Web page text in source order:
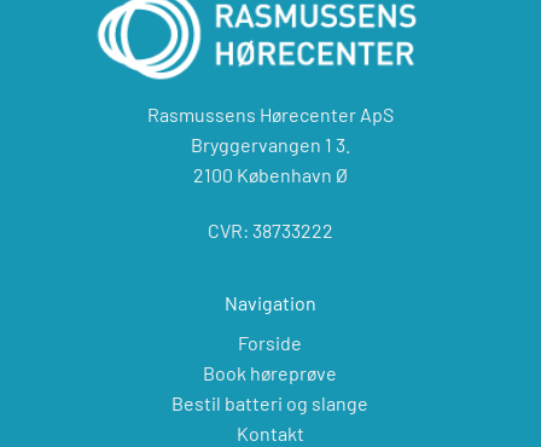
Rasmussens Hørecenter ApS
Bryggervangen 1 3.
2100 København Ø
CVR: 38733222
Navigation
Forside
Book høreprøve
Bestil batteri og slange
Kontakt